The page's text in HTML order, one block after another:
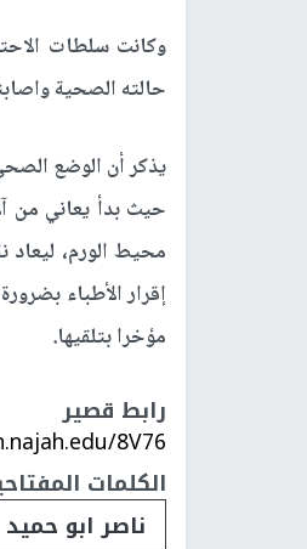
وكانت سلطات
حالته الصحية
محيط الورم، ليعاد
إقرار الأطباء
مؤخرا بتلقيها.
رابط قصير
8V76/
الكلمات
ناصر ابو حميد